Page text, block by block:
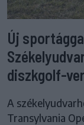
Új
diszkgolf-
A
Transylvania